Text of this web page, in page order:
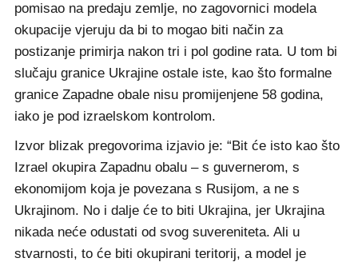
pomisao na predaju zemlje, no zagovornici modela
okupacije vjeruju da bi to mogao biti način za
postizanje primirja nakon tri i pol godine rata. U tom bi
slučaju granice Ukrajine ostale iste, kao što formalne
granice Zapadne obale nisu promijenjene 58 godina,
iako je pod izraelskom kontrolom.
Izvor blizak pregovorima izjavio je: “Bit će isto kao što
Izrael okupira Zapadnu obalu – s guvernerom, s
ekonomijom koja je povezana s Rusijom, a ne s
Ukrajinom. No i dalje će to biti Ukrajina, jer Ukrajina
nikada neće odustati od svog suvereniteta. Ali u
stvarnosti, to će biti okupirani teritorij, a model je